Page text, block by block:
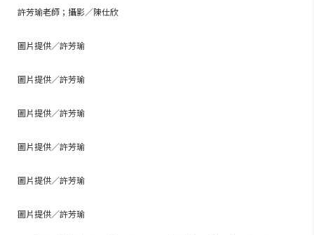
許芳瑜老師；攝影／陳仕欣
圖片提供／許芳瑜
圖片提供／許芳瑜
圖片提供／許芳瑜
圖片提供／許芳瑜
圖片提供／許芳瑜
圖片提供／許芳瑜